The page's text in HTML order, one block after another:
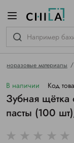
материалы
В наличии Код
Зубная
пасты (100
гамме